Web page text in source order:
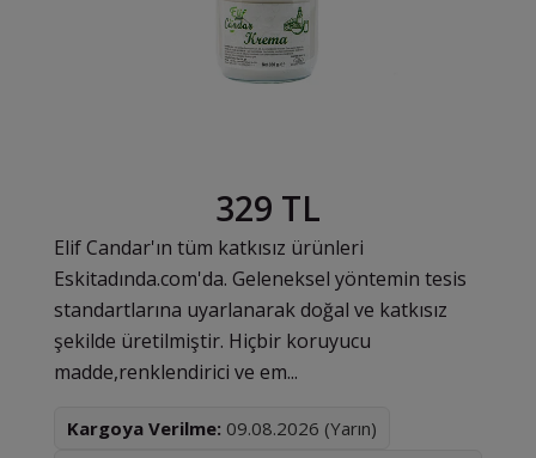
329 TL
Elif Candar'ın tüm katkısız ürünleri
Eskitadında.com'da. Geleneksel yöntemin tesis
standartlarına uyarlanarak doğal ve katkısız
şekilde üretilmiştir. Hiçbir koruyucu
madde,renklendirici ve em...
Kargoya Verilme: 09.08.2026 (Yarın)